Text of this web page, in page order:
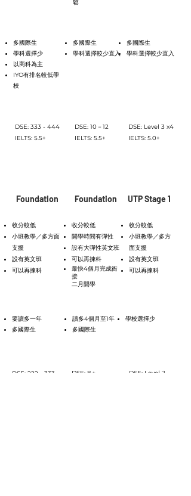
鬆
多國際生
學科選擇少
以商科為主
IYO有排名較低學
校
多國際生
學科選擇較少直入
多國際生
學科選擇較少直入
DSE: 333 - 444
IELTS: 5.5+
DSE: 10－12
IELTS: 5.5+
DSE: Level 3 x4
IELTS: 5.0+
Foundation Foundation UTP Stage 1
收分較低
小班教學／多方面
支援
設有英文班
可以再揀科
收分較低
開學時間有彈性
設有大彈性英文班
可以再揀科
最快4個月完成衙
接
二月開學
收分較低
小班教學／多方
面支援
設有英文班
可以再揀科
要讀多一年
多國際生
讀多4個月至1年
多國際生
學校選擇少
DSE: 222－333
DSE: 8＋
DSE: Level 2